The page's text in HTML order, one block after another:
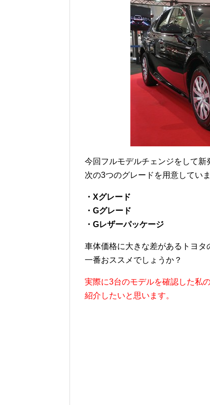
今回フルモデルチェンジをして新
次の3つのグレードを用意していま
・Xグレード
・Gグレード
・Gレザーパッケージ
車体価格に大きな差があるトヨ
一番おススメでしょうか？
実際に3台のモデルを確認した私
紹介したいと思います。